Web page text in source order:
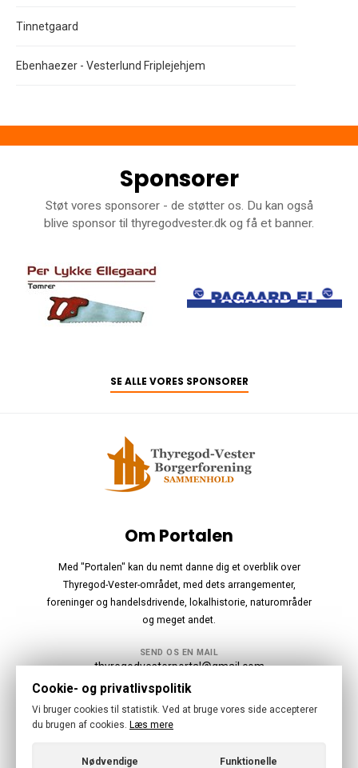
Tinnetgaard
Ebenhaezer - Vesterlund Friplejehjem
Sponsorer
Støt vores sponsorer - de støtter os. Du kan også
blive sponsor til thyregodvester.dk og få et banner.
SE ALLE VORES SPONSORER
Om Portalen
Med "Portalen" kan du nemt danne dig et overblik over
Thyregod-Vester-området, med dets arrangementer,
foreninger og handelsdrivende, lokalhistorie, naturområder
og meget andet.
SEND OS EN MAIL
thyregodvesterportal@gmail.com
Følg os
Cookie- og privatlivspolitik
Vi bruger cookies til statistik. Ved at bruge vores side accepterer
du brugen af cookies. Læs mere
Nødvendige Funktionelle